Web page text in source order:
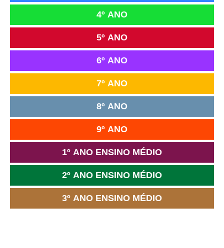
4º ANO
5º ANO
6º ANO
7º ANO
8º ANO
9º ANO
1º ANO ENSINO MÉDIO
2º ANO ENSINO MÉDIO
3º ANO ENSINO MÉDIO